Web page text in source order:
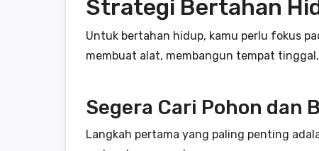
Strategi Bertahan
Untuk bertahan hidup, kamu perlu fokus
membuat alat, membangun tempat
Segera Cari Pohon dan
Langkah pertama yang paling penting